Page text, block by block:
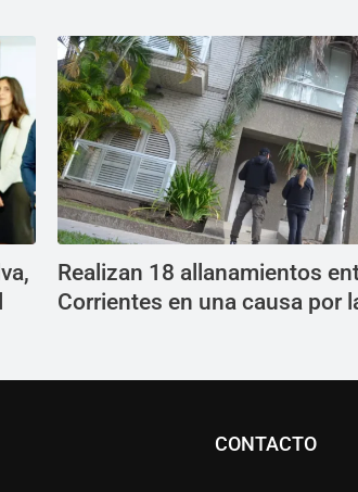
Realizan 18 allanamientos
Corrientes en una causa por
CONTACTO